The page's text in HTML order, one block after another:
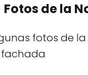
Fotos de la
fotos de
fachada